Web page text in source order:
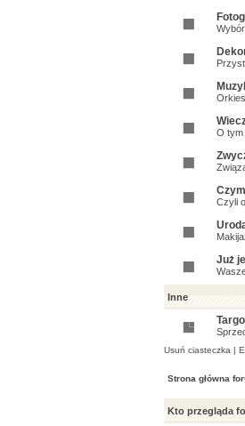
O tym
Czyli
Już
Inne
Usuń ciasteczka |
Strona główna
Kto przegląda